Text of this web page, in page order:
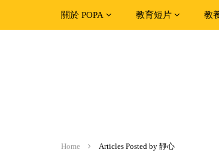
關於 POPA 教育短片 教
Home Articles Posted by 靜心